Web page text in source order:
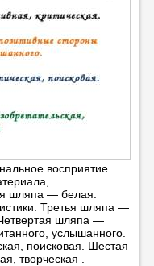
восприятие
шляпа — белая:
Третья шляпа —
шляпа —
услышанного.
поисковая. Шестая
творческая .